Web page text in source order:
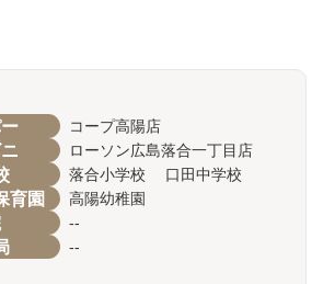
コープ高陽店
ローソン広島落合一丁目店
落合小学校 口田中学校
育園 高陽幼稚園
--
--